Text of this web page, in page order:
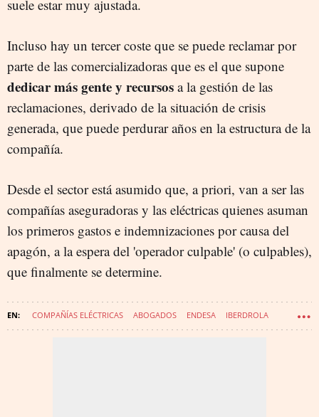
suele estar muy ajustada.
Incluso hay un tercer coste que se puede reclamar por
parte de las comercializadoras que es el que supone
dedicar más gente y recursos a la gestión de las
reclamaciones, derivado de la situación de crisis
generada, que puede perdurar años en la estructura de la
compañía.
Desde el sector está asumido que, a priori, van a ser las
compañías aseguradoras y las eléctricas quienes asuman
los primeros gastos e indemnizaciones por causa del
apagón, a la espera del 'operador culpable' (o culpables),
que finalmente se determine.
COMPAÑÍAS ELÉCTRICAS ABOGADOS ENDESA IBERDROLA